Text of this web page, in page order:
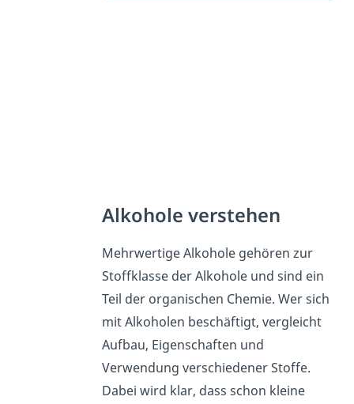
Alkohole verstehen
Mehrwertige Alkohole gehören zur
Stoffklasse der Alkohole und sind ein
Teil der organischen Chemie. Wer sich
mit Alkoholen beschäftigt, vergleicht
Aufbau, Eigenschaften und
Verwendung verschiedener Stoffe.
Dabei wird klar, dass schon kleine